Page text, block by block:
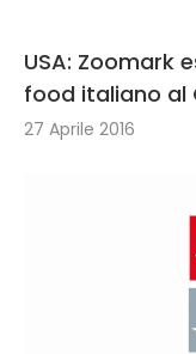
USA: Zoomark
food italiano al
27 Aprile 2016